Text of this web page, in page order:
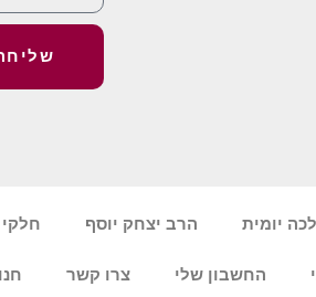
יומית הרב יצחק יוסף
החשבון שלי צרו קשר